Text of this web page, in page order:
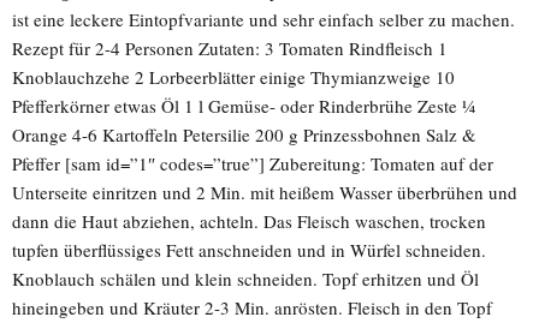
ist eine leckere Eintopfvariante und sehr einfach selber zu machen.
Rezept für 2-4 Personen Zutaten: 3 Tomaten Rindfleisch 1
Knoblauchzehe 2 Lorbeerblätter einige Thymianzweige 10
Pfefferkörner etwas Öl 1 l Gemüse- oder Rinderbrühe Zeste ¼
Orange 4-6 Kartoffeln Petersilie 200 g Prinzessbohnen Salz &
Pfeffer [sam id=”1″ codes=”true”] Zubereitung: Tomaten auf der
Unterseite einritzen und 2 Min. mit heißem Wasser überbrühen und
dann die Haut abziehen, achteln. Das Fleisch waschen, trocken
tupfen überflüssiges Fett anschneiden und in Würfel schneiden.
Knoblauch schälen und klein schneiden. Topf erhitzen und Öl
hineingeben und Kräuter 2-3 Min. anrösten. Fleisch in den Topf